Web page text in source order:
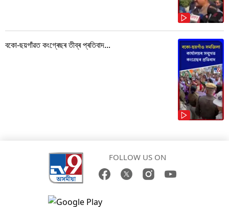
বকো-ছয়গাঁৱত কংগ্ৰেছৰ তীব্ৰ প্ৰতিবাদ...
FOLLOW US ON